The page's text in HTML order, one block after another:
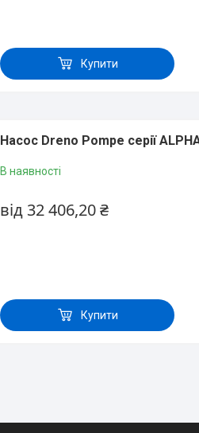
Купити
Насос Dreno Pompe серії
В наявності
від 32 406,20 ₴
Купити